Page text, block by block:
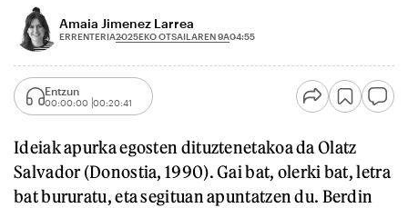
Amaia Jimenez Larrea
ERRENTERIA2025EKO OTSAILAREN 9A04:55
Entzun
00:00:00 00:20:41
Ideiak apurka egosten dituztenetakoa da Olatz
Salvador (Donostia, 1990). Gai bat, olerki bat, letra
bat bururatu, eta segituan apuntatzen du. Berdin